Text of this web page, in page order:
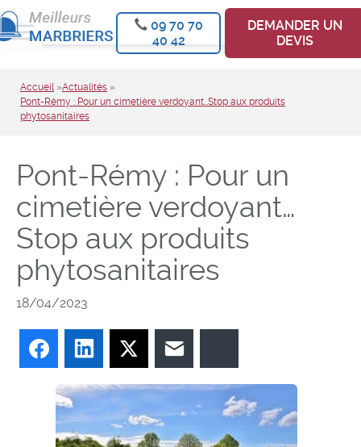
09 70 70
40 42
DEMANDER UN
DEVIS
Accueil»Actualités »
Pont-Rémy : Pour un cimetière verdoyant…Stop aux produits
phytosanitaires
Pont-Rémy : Pour un
cimetière verdoyant…
Stop aux produits
phytosanitaires
18/04/2023
FacebookLinkedIn Twitter